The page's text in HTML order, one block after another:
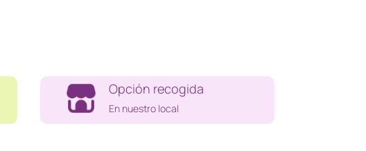
Opción recogida
En nuestro local